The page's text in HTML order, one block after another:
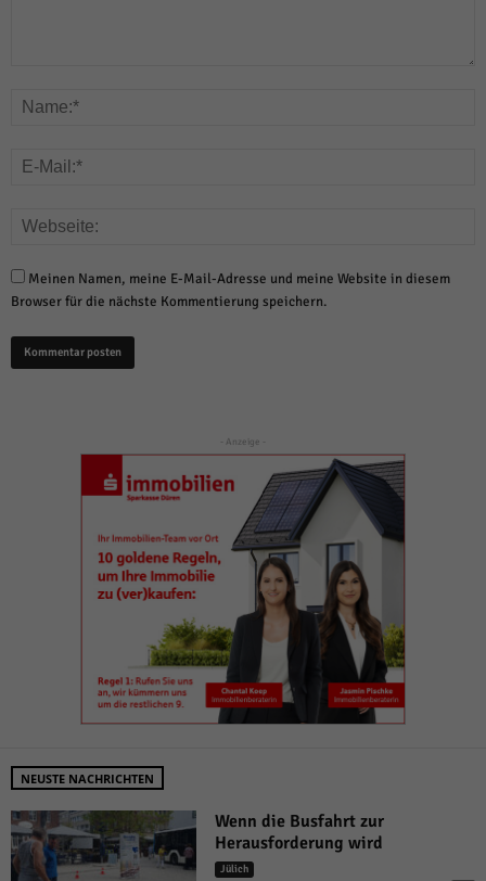
Meinen Namen, meine E-Mail-Adresse und meine Website in diesem
Browser für die nächste Kommentierung speichern.
- Anzeige -
NEUSTE NACHRICHTEN
Wenn die Busfahrt zur
Herausforderung wird
Jülich